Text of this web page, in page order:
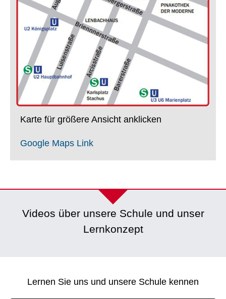
Karte für größere Ansicht anklicken
Google Maps Link
Videos über unsere Schule und unser
Lernkonzept
Lernen Sie uns und unsere Schule kennen